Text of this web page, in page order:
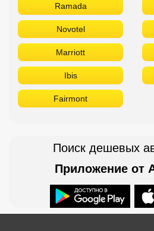
Ramada
Novotel
Marriott
Ibis
Fairmont
Поиск дешевых
Приложение от